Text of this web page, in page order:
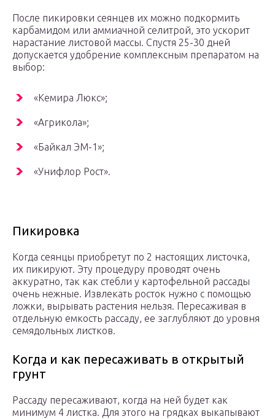
После пикировки сеянцев их можно подкормить
карбамидом или аммиачной селитрой, это ускорит
нарастание листовой массы. Спустя 25-30 дней
допускается удобрение комплексным препаратом на
выбор:
«Кемира Люкс»;
«Агрикола»;
«Байкал ЭМ-1»;
«Унифлор Рост».
Пикировка
Когда сеянцы приобретут по 2 настоящих листочка,
их пикируют. Эту процедуру проводят очень
аккуратно, так как стебли у картофельной рассады
очень нежные. Извлекать росток нужно с помощью
ложки, вырывать растения нельзя. Пересаживая в
отдельную емкость рассаду, ее заглубляют до уровня
семядольных листков.
Когда и как пересаживать в открытый
грунт
Рассаду пересаживают, когда на ней будет как
минимум 4 листка. Для этого на грядках выкапывают